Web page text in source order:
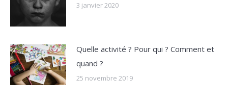
3 janvier 2020
Quelle activité ? Pour qui ? Comment et
quand ?
25 novembre 2019